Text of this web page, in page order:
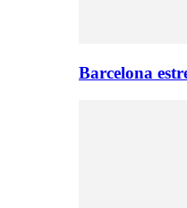
Barcelona